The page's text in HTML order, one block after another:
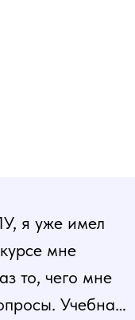
я уже имел
мне
то, чего мне
Учебная